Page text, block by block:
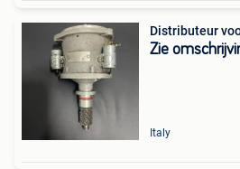
Distributeur
Zie
Italy